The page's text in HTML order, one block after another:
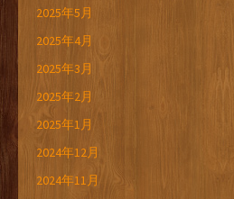
2025年5月
2025年4月
2025年3月
2025年2月
2025年1月
2024年12月
2024年11月